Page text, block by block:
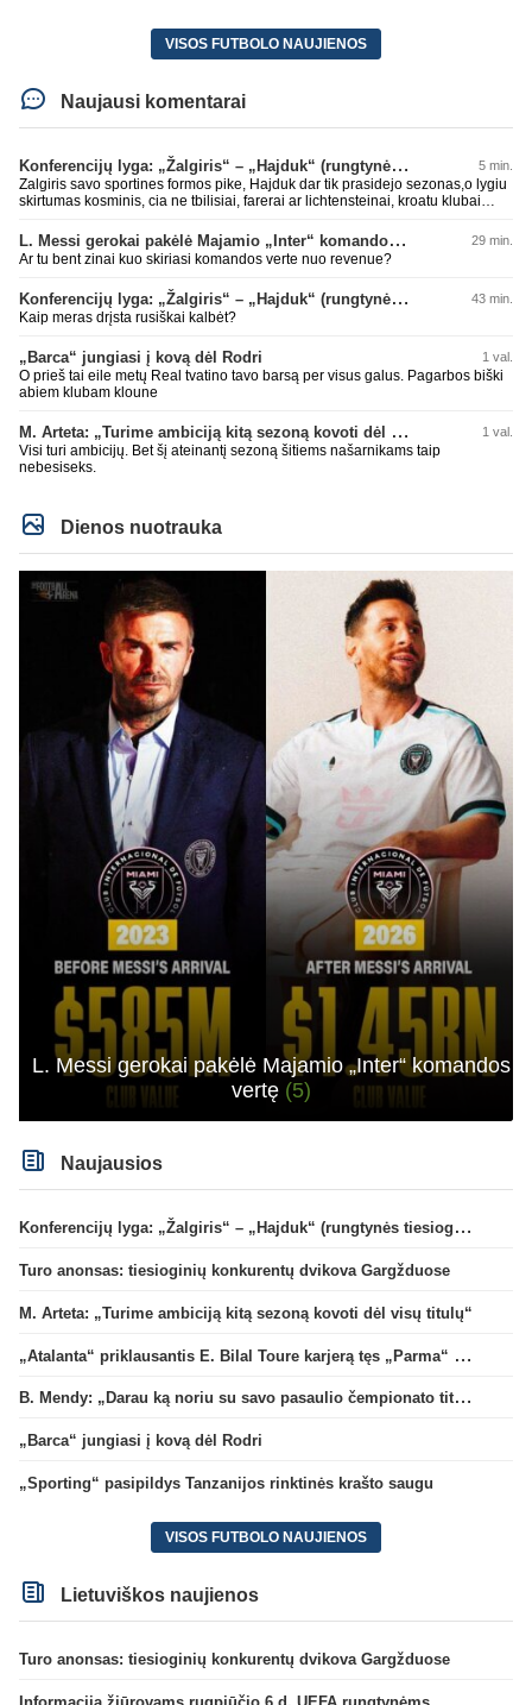
VISOS FUTBOLO NAUJIENOS
Naujausi komentarai
Konferencijų lyga: „Žalgiris“ – „Hajduk“ (rungtynės tiesiogiai) 5 min.
Zalgiris savo sportines formos pike, Hajduk dar tik prasidejo sezonas,o lygiu
skirtumas kosminis, cia ne tbilisiai, farerai ar lichtensteinai, kroatu klubai
10 metu kitu stebuklingu rungtyniu pries koki kysiniovo metalista
L. Messi gerokai pakėlė Majamio „Inter“ komandos vertę 29 min.
Ar tu bent zinai kuo skiriasi komandos verte nuo revenue?
Konferencijų lyga: „Žalgiris“ – „Hajduk“ (rungtynės tiesiogiai) 43 min.
Kaip meras drįsta rusiškai kalbėt?
„Barca“ jungiasi į kovą dėl Rodri 1 val.
O prieš tai eile metų Real tvatino tavo barsą per visus galus. Pagarbos biški
abiem klubam kloune
M. Arteta: „Turime ambiciją kitą sezoną kovoti dėl visų titulų“ 1 val.
Visi turi ambicijų. Bet šį ateinantį sezoną šitiems našarnikams taip
nebesiseks.
Dienos nuotrauka
L. Messi gerokai pakėlė Majamio „Inter“ komandos
vertę (5)
Naujausios
Konferencijų lyga: „Žalgiris“ – „Hajduk“ (rungtynės tiesiogiai)
Turo anonsas: tiesioginių konkurentų dvikova Gargžduose
M. Arteta: „Turime ambiciją kitą sezoną kovoti dėl visų titulų“
„Atalanta“ priklausantis E. Bilal Toure karjerą tęs „Parma“ gretose
B. Mendy: „Darau ką noriu su savo pasaulio čempionato titulu“
„Barca“ jungiasi į kovą dėl Rodri
„Sporting“ pasipildys Tanzanijos rinktinės krašto saugu
VISOS FUTBOLO NAUJIENOS
Lietuviškos naujienos
Turo anonsas: tiesioginių konkurentų dvikova Gargžduose